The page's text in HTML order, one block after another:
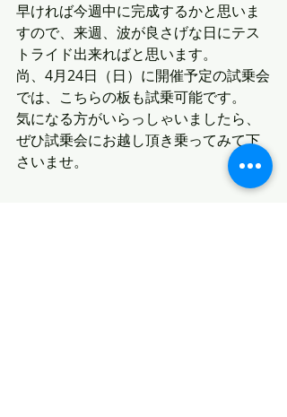
早ければ今週中に完成するかと思いま
すので、来週、波が良さげな日にテス
トライド出来ればと思います。
尚、4月24日（日）に開催予定の試乗会
では、こちらの板も試乗可能です。
気になる方がいらっしゃいましたら、
ぜひ試乗会にお越し頂き乗ってみて下
さいませ。